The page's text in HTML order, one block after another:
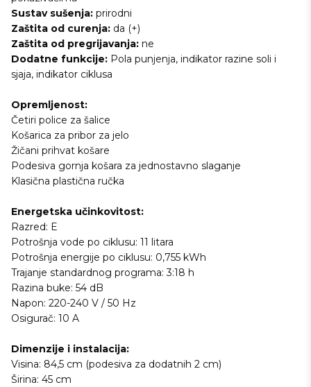
Sustav sušenja: prirodni
Zaštita od curenja: da (+)
Zaštita od pregrijavanja: ne
Dodatne funkcije: Pola punjenja, indikator razine soli i
sjaja, indikator ciklusa
Opremljenost:
Četiri police za šalice
Košarica za pribor za jelo
Žičani prihvat košare
Podesiva gornja košara za jednostavno slaganje
Klasična plastična ručka
Energetska učinkovitost:
Razred: E
Potrošnja vode po ciklusu: 11 litara
Potrošnja energije po ciklusu: 0,755 kWh
Trajanje standardnog programa: 3:18 h
Razina buke: 54 dB
Napon: 220-240 V / 50 Hz
Osigurač: 10 A
Dimenzije i instalacija:
Visina: 84,5 cm (podesiva za dodatnih 2 cm)
Širina: 45 cm